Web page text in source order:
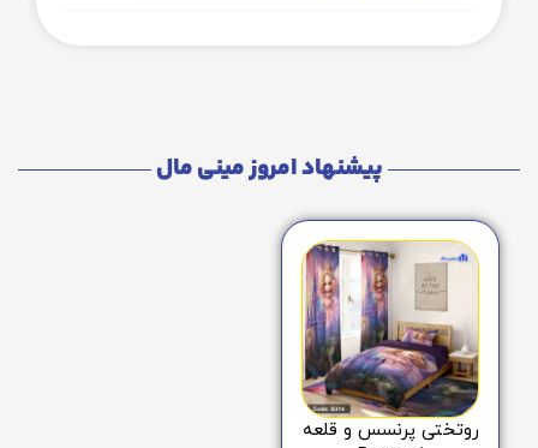
پیشنهاد امروز مینی مال
روتختی پرنسس و قلعه